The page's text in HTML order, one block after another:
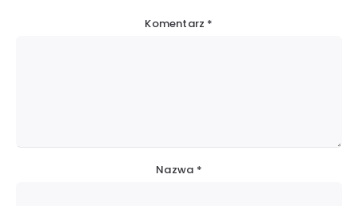
Komentarz *
Nazwa *